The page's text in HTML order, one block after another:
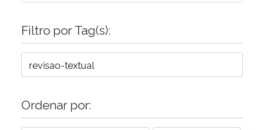
Filtro por Tag(s):
Ordenar por: